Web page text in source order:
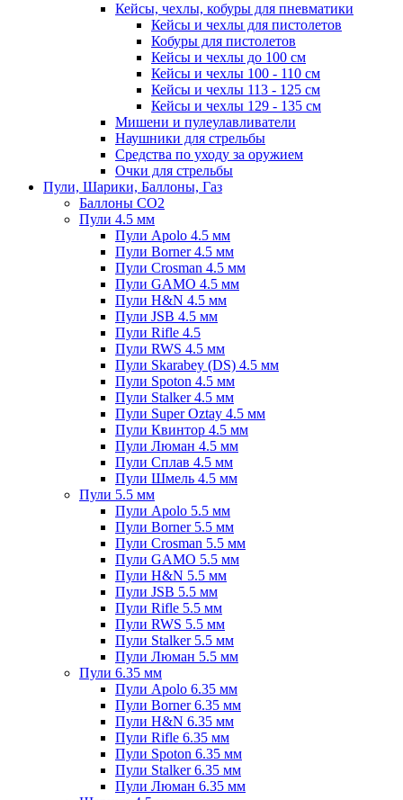
Кейсы, чехлы, кобуры для пневматики
Кейсы и чехлы для пистолетов
Кобуры для пистолетов
Кейсы и чехлы до 100 см
Кейсы и чехлы 100 - 110 см
Кейсы и чехлы 113 - 125 см
Кейсы и чехлы 129 - 135 см
Мишени и пулеулавливатели
Наушники для стрельбы
Средства по уходу за оружием
Очки для стрельбы
Пули, Шарики, Баллоны, Газ
Баллоны CO2
Пули 4.5 мм
Пули Apolo 4.5 мм
Пули Borner 4.5 мм
Пули Crosman 4.5 мм
Пули GAMO 4.5 мм
Пули H&N 4.5 мм
Пули JSB 4.5 мм
Пули Rifle 4.5
Пули RWS 4.5 мм
Пули Skarabey (DS) 4.5 мм
Пули Spoton 4.5 мм
Пули Stalker 4.5 мм
Пули Super Oztay 4.5 мм
Пули Квинтор 4.5 мм
Пули Люман 4.5 мм
Пули Сплав 4.5 мм
Пули Шмель 4.5 мм
Пули 5.5 мм
Пули Apolo 5.5 мм
Пули Borner 5.5 мм
Пули Crosman 5.5 мм
Пули GAMO 5.5 мм
Пули H&N 5.5 мм
Пули JSB 5.5 мм
Пули Rifle 5.5 мм
Пули RWS 5.5 мм
Пули Stalker 5.5 мм
Пули Люман 5.5 мм
Пули 6.35 мм
Пули Apolo 6.35 мм
Пули Borner 6.35 мм
Пули H&N 6.35 мм
Пули Rifle 6.35 мм
Пули Spoton 6.35 мм
Пули Stalker 6.35 мм
Пули Люман 6.35 мм